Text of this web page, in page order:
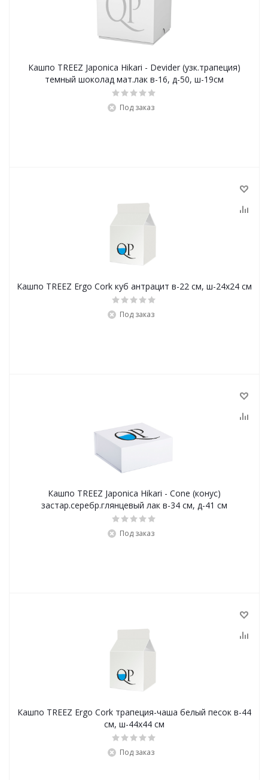
Кашпо TREEZ Japonica Hikari - Devider (узк.трапеция)
темный шоколад мат.лак в-16, д-50, ш-19см
Под заказ
Кашпо TREEZ Ergo Cork куб антрацит в-22 см, ш-24х24 см
Под заказ
Кашпо TREEZ Japonica Hikari - Cone (конус)
застар.серебр.глянцевый лак в-34 см, д-41 см
Под заказ
Кашпо TREEZ Ergo Cork трапеция-чаша белый песок в-44
см, ш-44х44 см
Под заказ